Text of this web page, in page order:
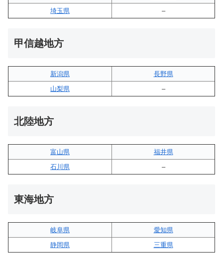
埼玉県
–
甲信越地方
新潟県
長野県
山梨県
–
北陸地方
富山県
福井県
石川県
–
東海地方
岐阜県
愛知県
静岡県
三重県